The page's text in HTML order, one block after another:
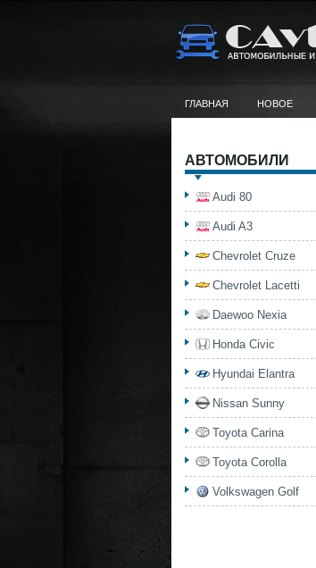
ГЛАВНАЯ НОВОЕ
АВТОМОБИЛИ
Audi 80
Audi A3
Chevrolet Cruze
Chevrolet Lacetti
Daewoo Nexia
Honda Civic
Hyundai Elantra
Nissan Sunny
Toyota Carina
Toyota Corolla
Volkswagen Golf